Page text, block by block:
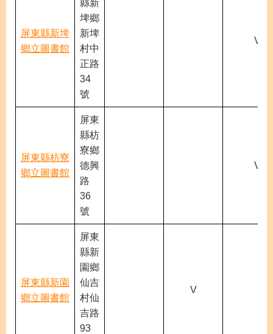
屏東縣新埤
鄉立圖書館
縣新
埤鄉
新埤
村中
正路
34
號
V
屏東縣枋寮
鄉立圖書館
屏東
縣枋
寮鄉
德興
路
36
號
V
屏東縣新園
鄉立圖書館
屏東
縣新
園鄉
仙吉
村仙
吉路
93
V